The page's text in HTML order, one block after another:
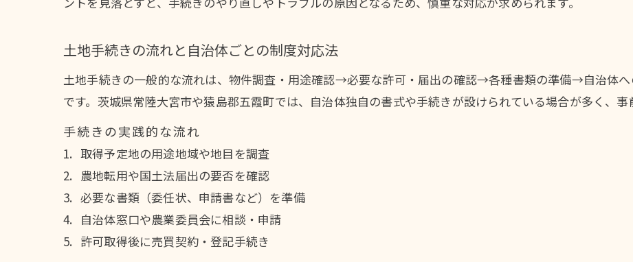
土地手続きの流れと自治体ごとの制度対応法
土地手続きの一般的な流れは、物件調査・用途確認→必要な許可・届出の確認→各種書類の準備→自治体
です。茨城県常陸大宮市や猿島郡五霞町では、自治体独自の書式や手続きが設けられている場合が多く、事
手続きの実践的な流れ
取得予定地の用途地域や地目を調査
農地転用や国土法届出の要否を確認
必要な書類（委任状、申請書など）を準備
自治体窓口や農業委員会に相談・申請
許可取得後に売買契約・登記手続き